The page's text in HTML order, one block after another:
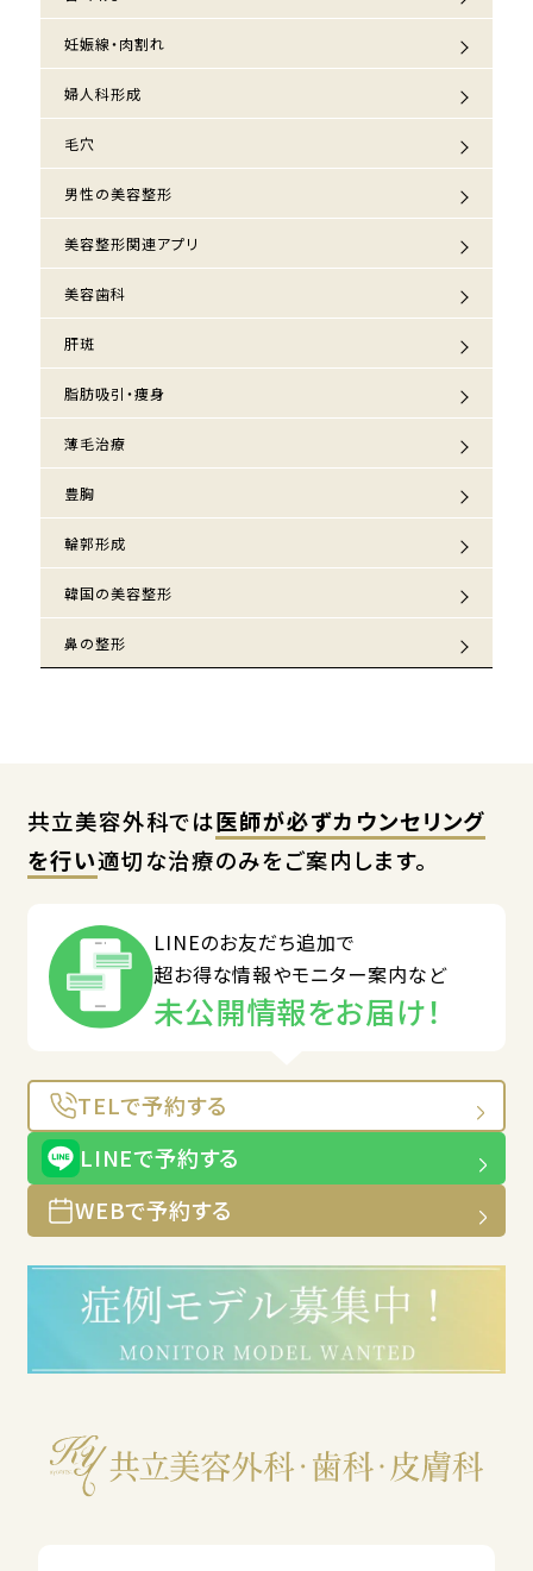
妊娠線・肉割れ
婦人科形成
毛穴
男性の美容整形
美容整形関連アプリ
美容歯科
肝斑
脂肪吸引・痩身
薄毛治療
豊胸
輪郭形成
韓国の美容整形
鼻の整形
共立美容外科では医師が必ずカウンセリング
を行い適切な治療のみをご案内します。
LINEのお友だち追加で
超お得な情報やモニター案内など
未公開情報をお届け！
TELで予約する
LINEで予約する
WEBで予約する